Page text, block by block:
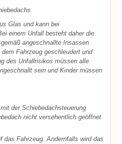
Glas und kann bei
einem Unfall besteht daher die
angeschnallte Insassen
Fahrzeug geschleudert und
des Unfallrisikos müssen alle
sein und Kinder müssen
der Schiebedachsteuerung
nicht versehentlich geöffnet
das Fahrzeug. Andernfalls wird das